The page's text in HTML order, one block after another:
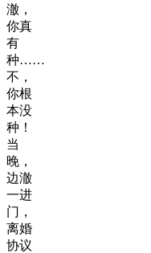
澈，
你真
有
种……
不，
你根
本没
种！
当
晚，
边澈
一进
门，
离婚
协议